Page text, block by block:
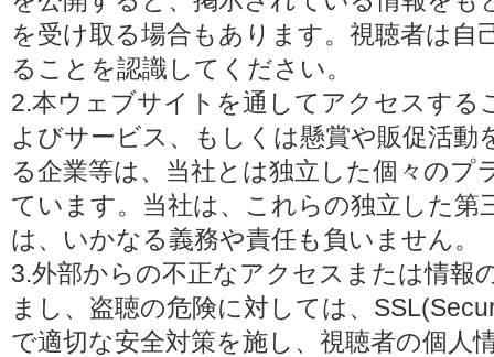
を受け取る場合もあります。視聴者は自
ることを認識してください。
2.本ウェブサイトを通してアクセスする
よびサービス、もしくは懸賞や販促活動
る企業等は、当社とは独立した個々のプ
ています。当社は、これらの独立した第
は、いかなる義務や責任も負いません。
3.外部からの不正なアクセスまたは情報
まし、盗聴の危険に対しては、
で適切な安全対策を施し、視聴者の個人